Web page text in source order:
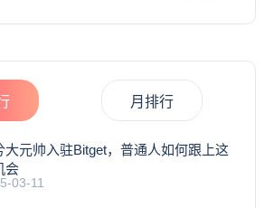
月排行
大元帅入驻Bitget，普通人如何跟上这
会
03-11